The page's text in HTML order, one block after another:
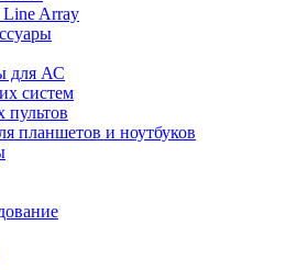
Line Array
для АС
систем
планшетов и ноутбуков